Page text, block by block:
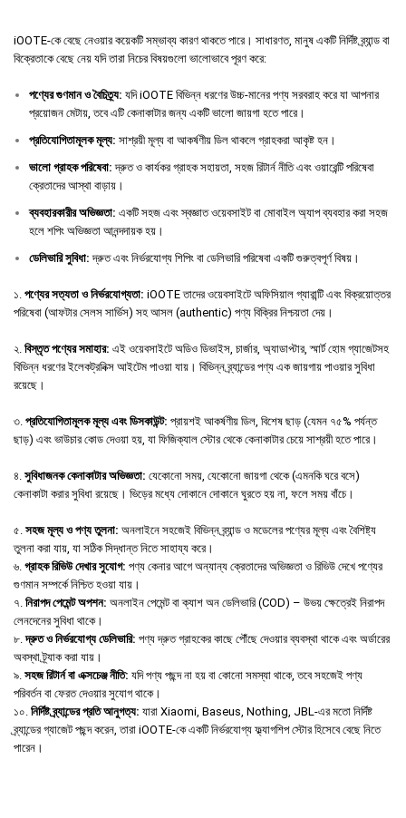
iOOTE-কে বেছে নেওয়ার কয়েকটি সম্ভাব্য কারণ থাকতে পারে। সাধারণত, মানুষ একটি নির্দিষ্ট ব্র্যান্ড বা
বিক্রেতাকে বেছে নেয় যদি তারা নিচের বিষয়গুলো ভালোভাবে পূরণ করে:
পণ্যের গুণমান ও বৈচিত্র্য: যদি iOOTE বিভিন্ন ধরণের উচ্চ-মানের পণ্য সরবরাহ করে যা আপনার
প্রয়োজন মেটায়, তবে এটি কেনাকাটার জন্য একটি ভালো জায়গা হতে পারে।
প্রতিযোগিতামূলক মূল্য: সাশ্রয়ী মূল্য বা আকর্ষণীয় ডিল থাকলে গ্রাহকরা আকৃষ্ট হন।
ভালো গ্রাহক পরিষেবা: দ্রুত ও কার্যকর গ্রাহক সহায়তা, সহজ রিটার্ন নীতি এবং ওয়ারেন্টি পরিষেবা
ক্রেতাদের আস্থা বাড়ায়।
ব্যবহারকারীর অভিজ্ঞতা: একটি সহজ এবং স্বজ্ঞাত ওয়েবসাইট বা মোবাইল অ্যাপ ব্যবহার করা সহজ
হলে শপিং অভিজ্ঞতা আনন্দদায়ক হয়।
ডেলিভারি সুবিধা: দ্রুত এবং নির্ভরযোগ্য শিপিং বা ডেলিভারি পরিষেবা একটি গুরুত্বপূর্ণ বিষয়।
১. পণ্যের সত্যতা ও নির্ভরযোগ্যতা: iOOTE তাদের ওয়েবসাইটে অফিসিয়াল গ্যারান্টি এবং বিক্রয়োত্তর
পরিষেবা (আফটার সেলস সার্ভিস) সহ আসল (authentic) পণ্য বিক্রির নিশ্চয়তা দেয়।
২. বিস্তৃত পণ্যের সমাহার: এই ওয়েবসাইটে অডিও ডিভাইস, চার্জার, অ্যাডাপ্টার, স্মার্ট হোম গ্যাজেটসহ
বিভিন্ন ধরণের ইলেকট্রনিক্স আইটেম পাওয়া যায়। বিভিন্ন ব্র্যান্ডের পণ্য এক জায়গায় পাওয়ার সুবিধা
রয়েছে।
৩. প্রতিযোগিতামূলক মূল্য এবং ডিসকাউন্ট: প্রায়শই আকর্ষণীয় ডিল, বিশেষ ছাড় (যেমন ৭৫% পর্যন্ত
ছাড়) এবং ভাউচার কোড দেওয়া হয়, যা ফিজিক্যাল স্টোর থেকে কেনাকাটার চেয়ে সাশ্রয়ী হতে পারে।
৪. সুবিধাজনক কেনাকাটার অভিজ্ঞতা: যেকোনো সময়, যেকোনো জায়গা থেকে (এমনকি ঘরে বসে)
কেনাকাটা করার সুবিধা রয়েছে। ভিড়ের মধ্যে দোকানে দোকানে ঘুরতে হয় না, ফলে সময় বাঁচে।
৫. সহজ মূল্য ও পণ্য তুলনা: অনলাইনে সহজেই বিভিন্ন ব্র্যান্ড ও মডেলের পণ্যের মূল্য এবং বৈশিষ্ট্য
তুলনা করা যায়, যা সঠিক সিদ্ধান্ত নিতে সাহায্য করে।
৬. গ্রাহক রিভিউ দেখার সুযোগ: পণ্য কেনার আগে অন্যান্য ক্রেতাদের অভিজ্ঞতা ও রিভিউ দেখে পণ্যের
গুণমান সম্পর্কে নিশ্চিত হওয়া যায়।
৭. নিরাপদ পেমেন্ট অপশন: অনলাইন পেমেন্ট বা ক্যাশ অন ডেলিভারি (COD) – উভয় ক্ষেত্রেই নিরাপদ
লেনদেনের সুবিধা থাকে।
৮.দ্রুত ও নির্ভরযোগ্য ডেলিভারি: পণ্য দ্রুত গ্রাহকের কাছে পৌঁছে দেওয়ার ব্যবস্থা থাকে এবং অর্ডারের
অবস্থা ট্র্যাক করা যায়।
৯. সহজ রিটার্ন বা এক্সচেঞ্জ নীতি: যদি পণ্য পছন্দ না হয় বা কোনো সমস্যা থাকে, তবে সহজেই পণ্য
পরিবর্তন বা ফেরত দেওয়ার সুযোগ থাকে।
১০. নির্দিষ্ট ব্র্যান্ডের প্রতি আনুগত্য: যারা Xiaomi, Baseus, Nothing, JBL-এর মতো নির্দিষ্ট
ব্র্যান্ডের গ্যাজেট পছন্দ করেন, তারা iOOTE-কে একটি নির্ভরযোগ্য ফ্ল্যাগশিপ স্টোর হিসেবে বেছে নিতে
পারেন।